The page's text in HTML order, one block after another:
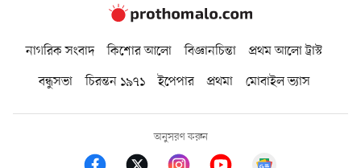
নাগরিক সংবাদ কিশোর আলো বিজ্ঞানচিন্তা
প্রথম আলো ট্রাস্ট
বন্ধুসভা
চিরন্তন ১৯৭১ ইপেপার প্রথমা মোবাইল ভ্যাস
অনুসরণ করুন